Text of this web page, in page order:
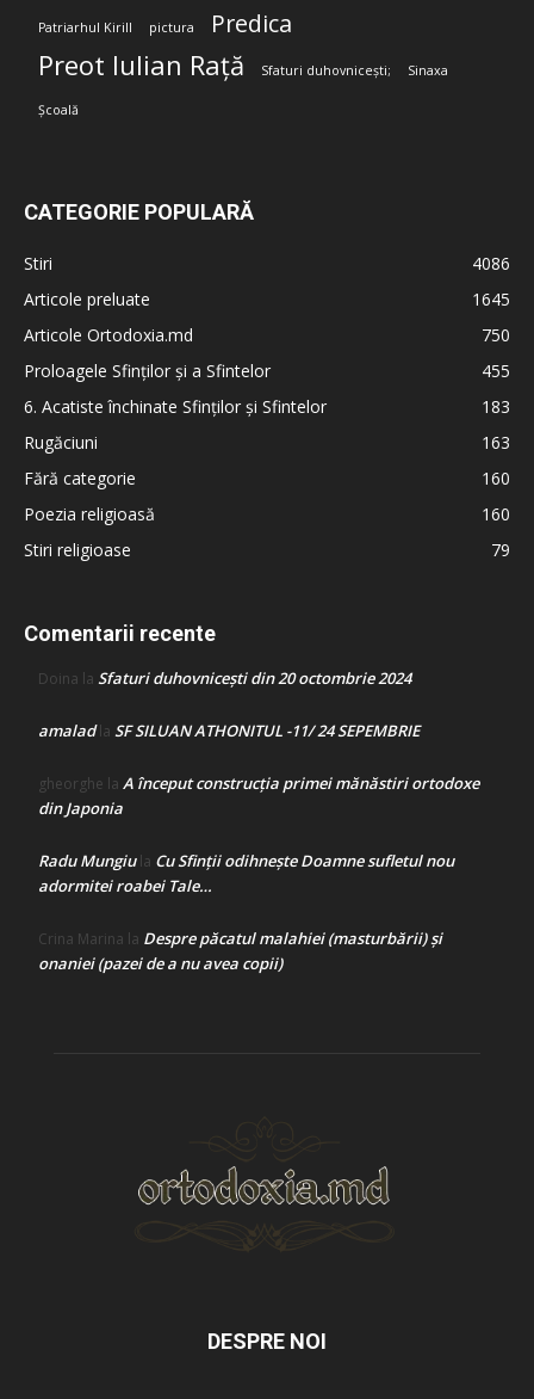
Patriarhul Kirill pictura Predica
Preot Iulian Rață Sfaturi duhovnicești; Sinaxa
Școală
CATEGORIE POPULARĂ
Stiri
4086
Articole preluate
1645
Articole Ortodoxia.md
750
Proloagele Sfinților și a Sfintelor
455
6. Acatiste închinate Sfinților și Sfintelor
183
Rugăciuni
163
Fără categorie
160
Poezia religioasă
160
Stiri religioase
79
Comentarii recente
Doina la Sfaturi duhovnicești din 20 octombrie 2024
amaladla SF SILUAN ATHONITUL -11/ 24 SEPEMBRIE
gheorghe la A început construcţia primei mănăstiri ortodoxe
din Japonia
Radu Mungiula Cu Sfinții odihnește Doamne sufletul nou
adormitei roabei Tale…
Crina Marina la Despre păcatul malahiei (masturbării) şi
onaniei (pazei de a nu avea copii)
DESPRE NOI